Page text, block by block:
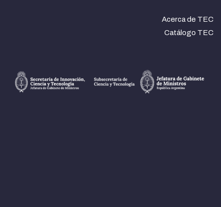
Acerca de TEC
Catálogo TEC